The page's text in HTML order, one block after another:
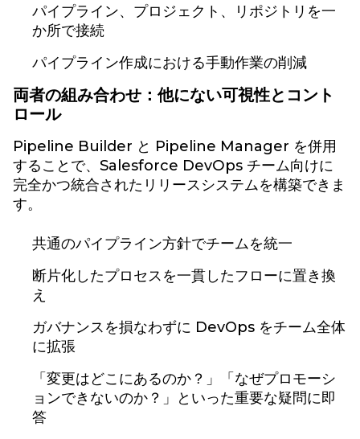
パイプライン、プロジェクト、リポジトリを一
か所で接続
パイプライン作成における手動作業の削減
両者の組み合わせ：他にない可視性とコント
ロール
Pipeline Builder と Pipeline Manager を併用
することで、Salesforce DevOps チーム向けに
完全かつ統合されたリリースシステムを構築できま
す。
共通のパイプライン方針でチームを統一
断片化したプロセスを一貫したフローに置き換
え
ガバナンスを損なわずに DevOps をチーム全体
に拡張
「変更はどこにあるのか？」「なぜプロモーシ
ョンできないのか？」といった重要な疑問に即
答